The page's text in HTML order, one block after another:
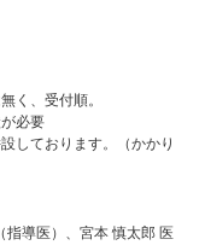
く、受付順。
必要
しております。（かかり
指導医）、宮本 慎太郎 医